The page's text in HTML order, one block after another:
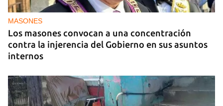
MASONES
Los masones convocan a una concentración
contra la injerencia del Gobierno en sus asuntos
internos